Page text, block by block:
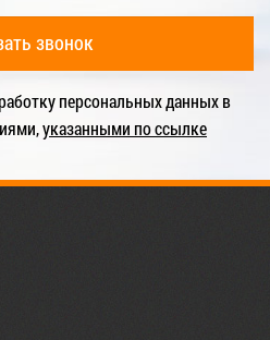
персональных данных в
указанными по ссылке